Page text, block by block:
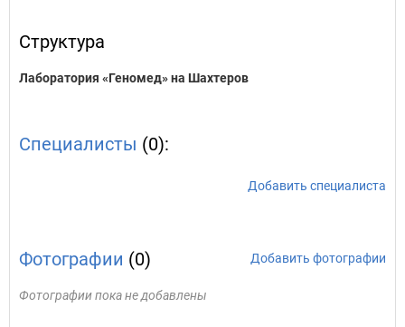
Структура
Лаборатория «Геномед» на Шахтеров
Специалисты (0):
Добавить специалиста
Фотографии (0) Добавить фотографии
Фотографии пока не добавлены